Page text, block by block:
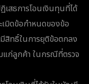
สธการโอนเงินทุนที่ได้
มิดข้อกำหนดของข้อ
ทธิ์ในการยุติข้อตกลง
แก่ลูกค้า ในกรณีที่ตรวจ